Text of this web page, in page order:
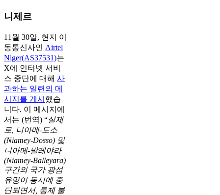
니제르
11월 30일, 현지 이
동통신사인 Airtel
Niger(AS37531)는
X에 인터넷 서비
스 중단에 대해 사
과하는 일련의 메
시지를 게시 했습
니다. 이 메시지에
서는 (번역) “실제
로, 니아메-도소
(Niamey-Dosso) 및
니아메-발레야라
(Niamey-Balleyara)
구간의 국가 광섬
유망이 동시에 중
단되면서, 통제 불